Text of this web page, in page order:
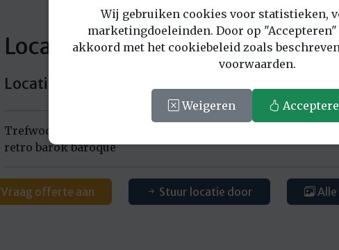
Locatie: 1742
Locatie in Noord Holland.
Trefwoorden: appartement huis woning klassiek
retro barok baroque
Vraag offerte aan Stuur locatie door
Wij gebruiken cookies voor statistieken,
marketingdoeleinden. Door op
akkoord met het cookiebeleid zoals
voorwaarden.
Weigeren